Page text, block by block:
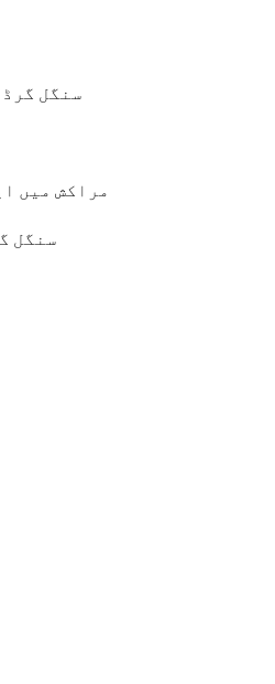
سنگل
مراکش میں
سنگل